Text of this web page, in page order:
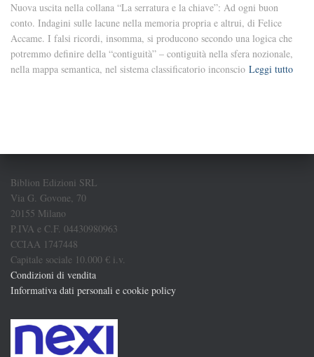
Nuova uscita nella collana “La serratura e la chiave”: Ad ogni buon
conto. Indagini sulle lacune nella memoria propria e altrui, di Felice
Accame. I falsi ricordi, insomma, si producono secondo una logica che
potremmo definire della “contiguità” – contiguità nella sfera nozionale,
nella mappa semantica, nel sistema classificatorio inconscio Leggi tutto
Biblion Edizioni SRL
Via G. Govone, 70
20155 Milano
P.IVA e C.F. 04430980963
CCIAA 1747448
Capitale sociale 10.000 € i.v.
Condizioni di vendita
Informativa dati personali e cookie policy